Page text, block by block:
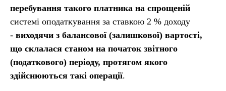
перебування такого платника на спрощеній
системі оподаткування за ставкою 2 % доходу
- виходячи з балансової (залишкової) вартості,
що склалася станом на початок звітного
(податкового) періоду, протягом якого
здійснюються такі операції.